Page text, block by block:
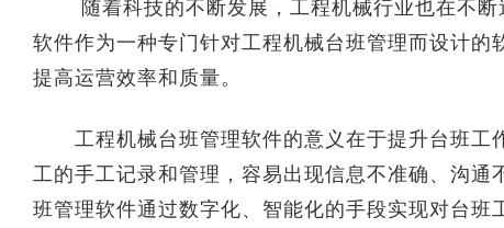
随着科技的不断发展，工程机械行业也在不断
软件作为一种专门针对工程机械台班管理而设计的
提高运营效率和质量。
工程机械台班管理软件的意义在于提升台班工
工的手工记录和管理，容易出现信息不准确、沟通
班管理软件通过数字化、智能化的手段实现对台